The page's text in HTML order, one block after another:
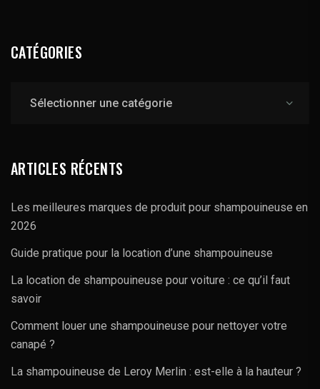
CATÉGORIES
ARTICLES RÉCENTS
Les meilleures marques de produit pour shampouineuse en
2026
Guide pratique pour la location d’une shampouineuse
La location de shampouineuse pour voiture : ce qu’il faut
savoir
Comment louer une shampouineuse pour nettoyer votre
canapé ?
La shampouineuse de Leroy Merlin : est-elle à la hauteur ?